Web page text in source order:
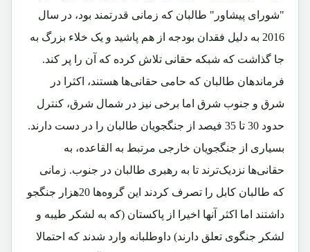
"شورای پیشاور" طالبان که زمانی قدرتمند بود، در سال
2016 به‌ دلیل فقدان بودجه از هم پاشید و یک خلاء بزرگ به
جا گذاشت که شبکه حقانی تلاش کرده که آن را پر کند.
فرماندهان طالبان که حامی حقانی‌ها هستند، اکثرا در
شرق و جنوب شرق اما برخی نیز در شمال شرق، کنترل
حدود 30 تا 35 فیصد از جنگجویان طالبان را در دست دارند.
بسیاری از جنگجویان خارجی مرتبط به القاعده، به
حقانی‌ها نزدیک‌ترند تا به رهبری طالبان در جنوب. زمانی
که طالبان کابل را تصرف کردند این گروه‌ها 20هزار جنگجو
داشتند اما اکثر آنها اخیرا از پاکستان (که به لشکر طیبه و
لشکر جنگوی تعلق دارند) داوطلبانه وارد شدند که احتمالا